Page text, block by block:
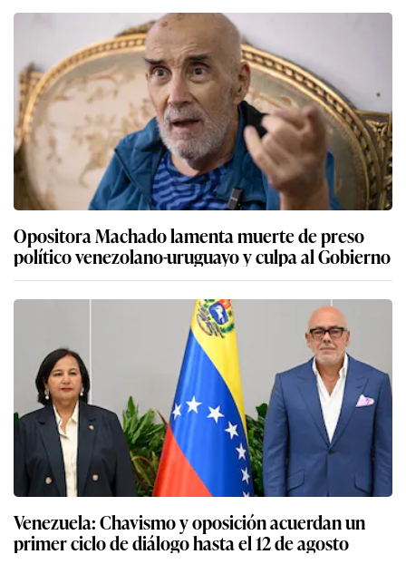
Opositora Machado lamenta muerte de preso
político venezolano-uruguayo y culpa al Gobierno
Venezuela: Chavismo y oposición acuerdan un
primer ciclo de diálogo hasta el 12 de agosto